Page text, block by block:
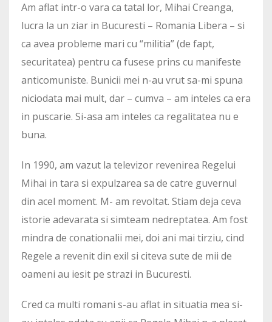
Am aflat intr-o vara ca tatal lor, Mihai Creanga,
lucra la un ziar in Bucuresti – Romania Libera – si
ca avea probleme mari cu “militia” (de fapt,
securitatea) pentru ca fusese prins cu manifeste
anticomuniste. Bunicii mei n-au vrut sa-mi spuna
niciodata mai mult, dar – cumva – am inteles ca era
in puscarie. Si-asa am inteles ca regalitatea nu e
buna.
In 1990, am vazut la televizor revenirea Regelui
Mihai in tara si expulzarea sa de catre guvernul
din acel moment. M- am revoltat. Stiam deja ceva
istorie adevarata si simteam nedreptatea. Am fost
mindra de conationalii mei, doi ani mai tirziu, cind
Regele a revenit din exil si citeva sute de mii de
oameni au iesit pe strazi in Bucuresti.
Cred ca multi romani s-au aflat in situatia mea si-